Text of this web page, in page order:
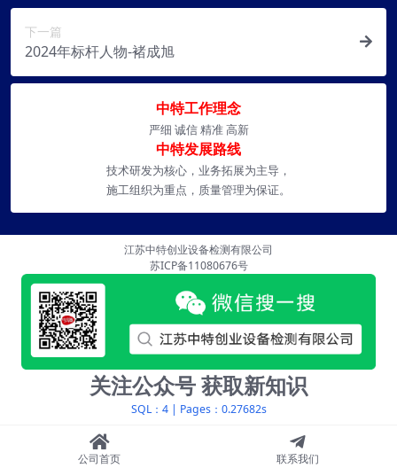
下一篇
2024年标杆人物-褚成旭
中特工作理念
严细 诚信 精准 高新
中特发展路线
技术研发为核心，业务拓展为主导，
施工组织为重点，质量管理为保证。
江苏中特创业设备检测有限公司
苏ICP备11080676号
关注公众号 获取新知识
SQL：4| Pages：0.27682s
公司首页 联系我们